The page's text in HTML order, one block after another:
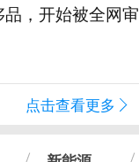
，开始被全网审
点击查看更多